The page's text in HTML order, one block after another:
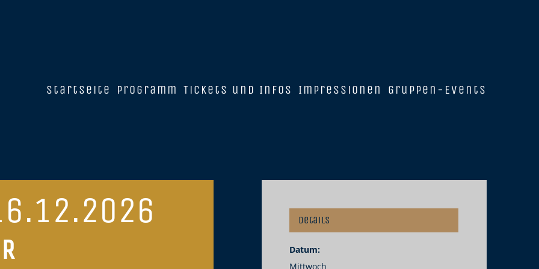
Startseite Programm Tickets und Infos Impressionen Gruppen-Events
Details
Datum:
Mittwoch